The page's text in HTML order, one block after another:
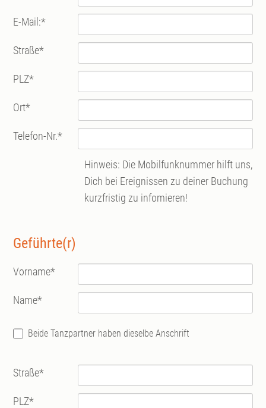
E-Mail:*
Straße*
PLZ*
Ort*
Telefon-Nr.*
Hinweis: Die Mobilfunknummer hilft uns,
Dich bei Ereignissen zu deiner Buchung
kurzfristig zu infomieren!
Geführte(r)
Vorname*
Name*
Beide Tanzpartner haben dieselbe Anschrift
Straße*
PLZ*